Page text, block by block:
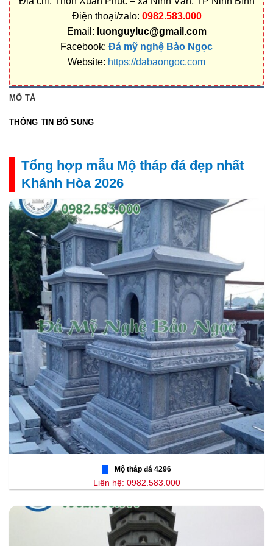
Điện thoại/zalo: 0982.583.000
Email: luonguyluc@gmail.com
Facebook: Đá mỹ nghệ Bảo Ngọc
Website: https://dabaongoc.com
MÔ TẢ
THÔNG TIN BỔ SUNG
Tổng hợp mẫu Mộ tháp đá đẹp nhất
Khánh Hòa 2026
Mộ tháp đá 4296
Liên hệ: 0982.583.000